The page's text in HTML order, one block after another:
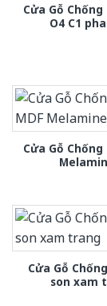
Cửa Gỗ Chống
O4 C1
Cửa Gỗ Chống
Cửa Gỗ
son xam